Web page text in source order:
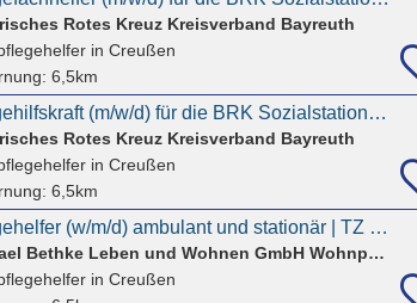
Rotes Kreuz Kreisverband Bayreuth
in Creußen
6,5km
Pflegehilfskraft (m/w/d) für die BRK Sozialstation Fichtelgebirge in Teilzeit
Rotes Kreuz Kreisverband Bayreuth
in Creußen
6,5km
Pflegehelfer (w/m/d) ambulant und stationär | TZ und VZ
Michael Bethke Leben und Wohnen GmbH Wohnpark Gefrees
in Creußen